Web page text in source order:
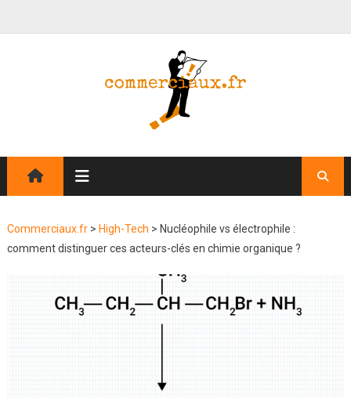
Commerciaux.fr> High-Tech > Nucléophile vs électrophile :
comment distinguer ces acteurs-clés en chimie organique ?